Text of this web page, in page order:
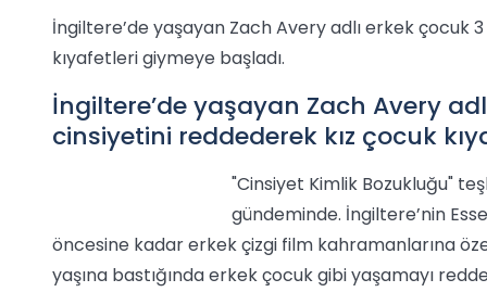
İngiltere’de yaşayan Zach Avery adlı erkek çocuk
kıyafetleri giymeye başladı.
İngiltere’de yaşayan Zach Avery
cinsiyetini reddederek kız çocuk
"Cinsiyet Kimlik Bozukluğu"
gündeminde. İngiltere’nin
öncesine kadar erkek çizgi film kahramanlarına
yaşına bastığında erkek çocuk gibi yaşamayı